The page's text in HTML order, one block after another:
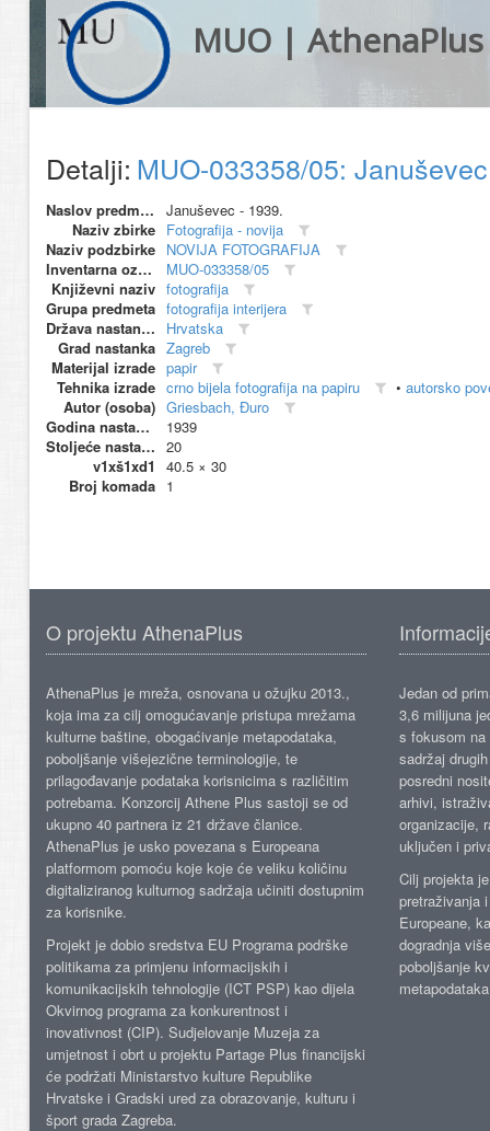
MUO | AthenaPlus
Detalji: MUO-033358/05:
Naslov predmeta
Januševec - 1939.
Naziv zbirke Fotografija - novija
Naziv podzbirke NOVIJA FOTOGRAFIJA
Inventarna oznaka
MUO-033358/05
Književni naziv fotografija
Grupa predmeta fotografija interijera
Država nastanka
Hrvatska
Grad nastanka Zagreb
Materijal izrade papir
Tehnika izrade crno bijela fotografija na papiru • autorsko
Autor (osoba) Griesbach, Đuro
Godina nastanka
1939
Stoljeće nastanka 20
v1xš1xd1
40.5 × 30
Broj komada 1
O projektu AthenaPlus
AthenaPlus je mreža, osnovana u ožujku 2013.,
koja ima za cilj omogućavanje pristupa mrežama
kulturne baštine, obogaćivanje metapodataka,
poboljšanje višejezične terminologije, te
prilagođavanje podataka korisnicima s različitim
potrebama. Konzorcij Athene Plus sastoji se od
ukupno 40 partnera iz 21 države članice.
AthenaPlus je usko povezana s Europeana
platformom pomoću koje koje će veliku količinu
digitaliziranog kulturnog sadržaja učiniti dostupnim
za korisnike.
Projekt je dobio sredstva EU Programa podrške
politikama za primjenu informacijskih i
komunikacijskih tehnologije (ICT PSP) kao dijela
Okvirnog programa za konkurentnost i
inovativnost (CIP). Sudjelovanje Muzeja za
umjetnost i obrt u projektu Partage Plus financijski
će podržati Ministarstvo kulture Republike
Hrvatske i Gradski ured za obrazovanje, kulturu i
šport grada Zagreba.
Jedan od
3,6 milijuna
s fokusom
sadržaj
posredni
arhivi,
organizacije,
uključen i
Cilj projekta
pretraživanja
Europeane,
dogradnja
poboljšanje